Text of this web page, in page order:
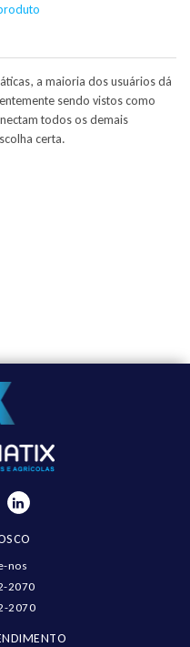
a maioria dos usuários dá
sendo vistos como
todos os demais
certa.
nos
2070
2070